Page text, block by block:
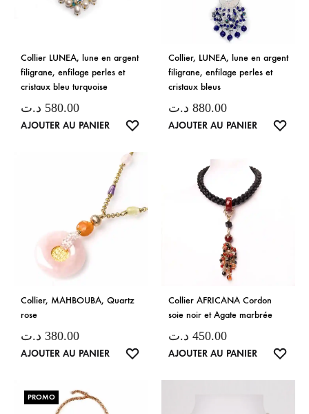
Collier LUNEA, lune en argent
filigrane, enfilage perles et
cristaux bleu turquoise
580.00 د.ت
AJOUTER AU PANIER
Collier, LUNEA, lune en argent
filigrane, enfilage perles et
cristaux bleus
880.00 د.ت
AJOUTER AU PANIER
Collier, MAHBOUBA, Quartz
rose
380.00 د.ت
AJOUTER AU PANIER
Collier AFRICANA Cordon
soie noir et Agate marbrée
450.00 د.ت
AJOUTER AU PANIER
PROMO